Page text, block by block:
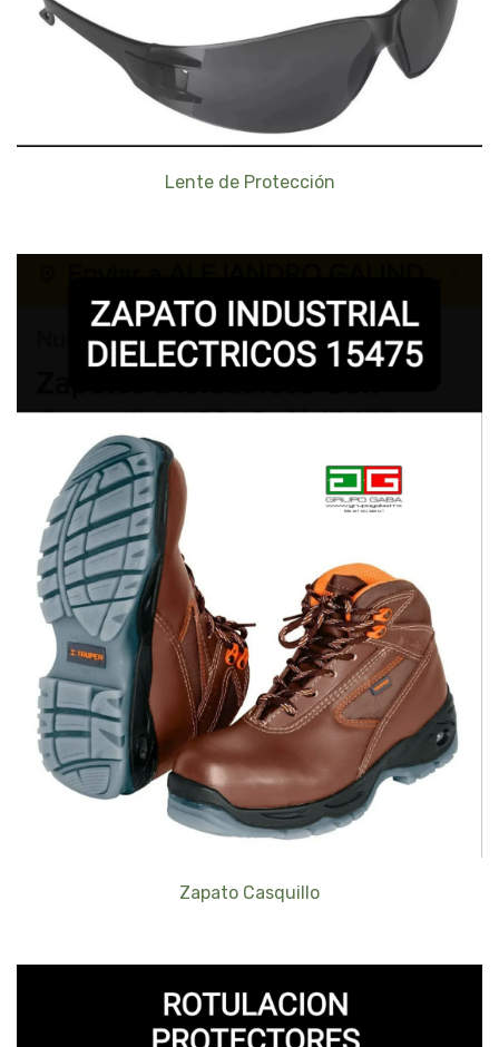
Lente de Protección
Zapato Casquillo